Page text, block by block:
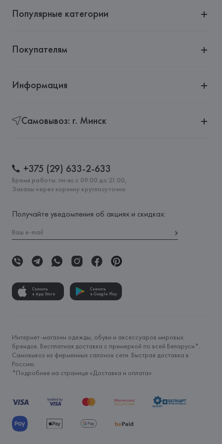
Популярные категории
Покупателям
Информация
Самовывоз: г. Минск
+375 (29) 633-2-633
Время работы: пн-вс с 09:00 до 21:00,
Заказы через корзину круглосуточно
Получайте уведомления об акциях и скидках:
Скачать
в App Store
Скачать
в Google Play
Интернет-магазин одежды, обуви и аксессуаров мировых
брендов. Бесплатная доставка с примеркой по всей Беларуси*.
Самовывоз из фирменных салонов сети. Быстрая доставка в
Россию.
*Подробнее на странице «Доставка и оплата»